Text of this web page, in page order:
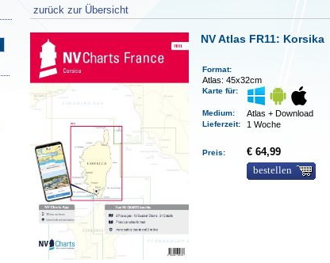
zurück zur Übersicht
NV Atlas FR11: Korsika
Format:
Atlas: 45x32cm
Karte für:
Medium: Atlas + Download
Lieferzeit: 1 Woche
Preis:
€ 64,99
bestellen